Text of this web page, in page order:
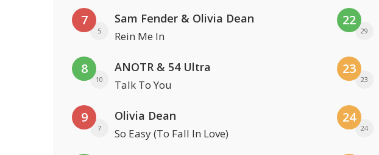
7
5
Sam Fender & Olivia Dean
Rein Me In
8
10
ANOTR & 54 Ultra
Talk To You
9
7
Olivia Dean
So Easy (To Fall In Love)
22
29
23
23
24
24